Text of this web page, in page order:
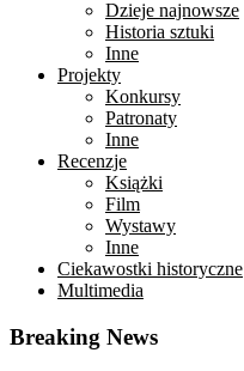
Dzieje najnowsze
Historia sztuki
Inne
Projekty
Konkursy
Patronaty
Inne
Recenzje
Książki
Film
Wystawy
Inne
Ciekawostki historyczne
Multimedia
Breaking News